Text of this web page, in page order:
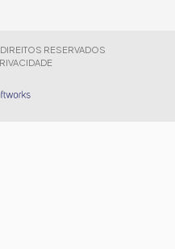
RESERVADOS